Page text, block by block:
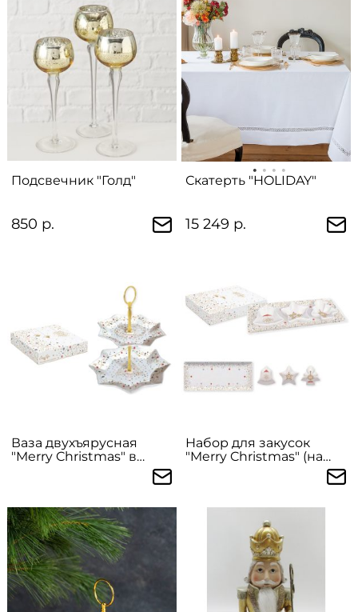
Подсвечник "Голд"
850 р.
Скатерть "HOLIDAY"
15 249 р.
Ваза двухъярусная
"Merry Christmas" в
подарочной упаковке
Набор для закусок
"Merry Christmas" (на
подарочной упаковке